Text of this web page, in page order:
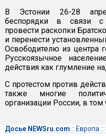
В Эстонии 26-28
беспорядки в связи с
провести раскопки
и перенести
Освободителю из центра
Русскоязычное
действия как глумление
С протестом против
также многие
организации России, в
Досье NEWSru.com :: Европа ::